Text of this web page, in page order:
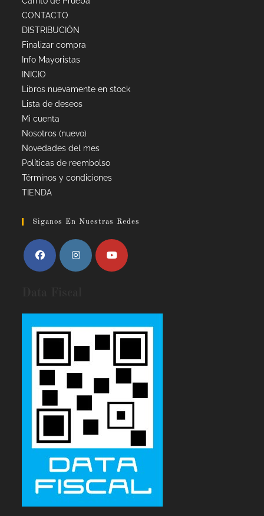
CONTACTO
DISTRIBUCIÓN
Finalizar compra
Info Mayoristas
INICIO
Libros nuevamente en stock
Lista de deseos
Mi cuenta
Nosotros (nuevo)
Novedades del mes
Políticas de reembolso
Términos y condiciones
TIENDA
Siganos En Nuestras Redes